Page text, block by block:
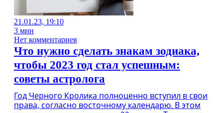
21.01.23, 19:10
3 мин
Нет комментариев
Что нужно сделать знакам зодиака,
чтобы 2023 год стал успешным:
советы астролога
Год Черного Кролика полноценно вступил в свои
права, согласно восточному календарю. В этом